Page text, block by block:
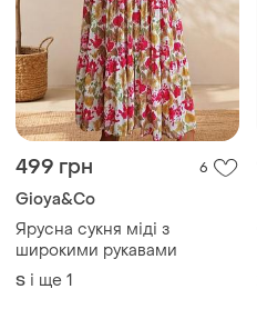
750 грн
New Fashion